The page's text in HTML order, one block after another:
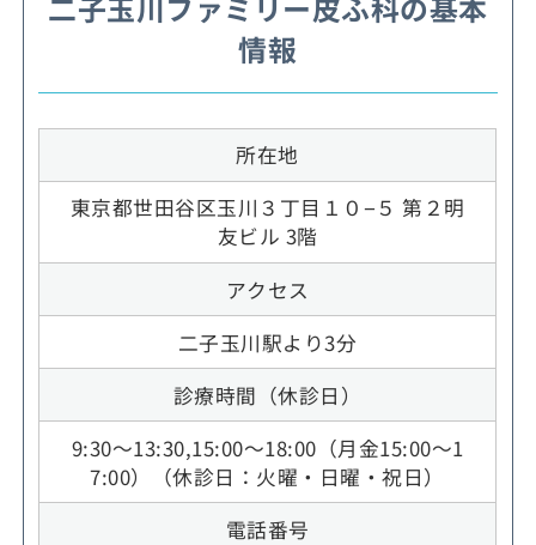
情報
所在地
東京都世田谷区玉川３丁目１０−５ 第２明
友ビル 3階
アクセス
二子玉川駅より3分
診療時間（休診日）
9:30～13:30,15:00～18:00（月金15:00～1
7:00）（休診日：火曜・日曜・祝日）
電話番号